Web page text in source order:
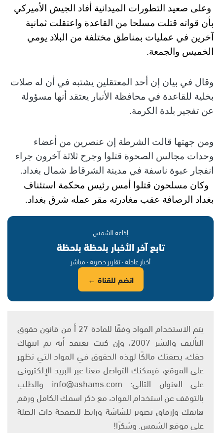
وعلى صعيد التطورات الميدانية أفاد الجيش الأميركي
بأن قواته قتلت مسلحا من القاعدة واعتقلت ثمانية
آخرين في عمليات بمناطق مختلفة من البلاد يومي
الخميس والجمعة.
وقال في بيان إن أحد المعتقلين يشتبه في أن له صلات
بخلية للقاعدة في محافظة الأنبار يعتقد أنها مسؤولة
عن تفجير بلدة الكرمة.
ومن جهتها قالت الشرطة إن عنصرين من أعضاء
وحدات مجالس الصحوة قتلوا وجرح ثلاثة آخرون جراء
انفجار عبوة ناسفة في مدينة الشرقاط شمال بغداد.
وكان مسلحون قتلوا أمس رئيس محكمة استئناف
بغداد الرصافة عقب مغادرته مقر عمله شرق بغداد.
إذاعة الشمس
تابع آخر الأخبار بلحظة بلحظة
أخبار عاجلة · تقارير حصرية · مباشر
انضم للقناة ←
يتم الاستخدام المواد وفقًا للمادة 27 أ من قانون حقوق
التأليف والنشر 2007، وإن كنت تعتقد أنه تم انتهاك
حقك، بصفتك مالكًا لهذه الحقوق في المواد التي تظهر
على الموقع، فيمكنك التواصل معنا عبر البريد الإلكتروني
على العنوان التالي: info@ashams.com والطلب
بالتوقف عن استخدام المواد، مع ذكر اسمك الكامل ورقم
هاتفك وإرفاق تصوير للشاشة ورابط للصفحة ذات الصلة
على موقع الشمس. وشكرًا!